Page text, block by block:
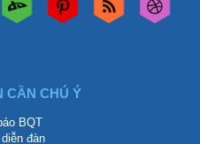
CẦN CHÚ Ý
BQT
đàn